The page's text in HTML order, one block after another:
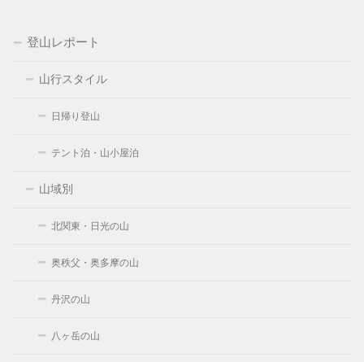
登山レポート
山行スタイル
日帰り登山
テント泊・山小屋泊
山域別
北関東・日光の山
奥秩父・奥多摩の山
丹沢の山
八ヶ岳の山